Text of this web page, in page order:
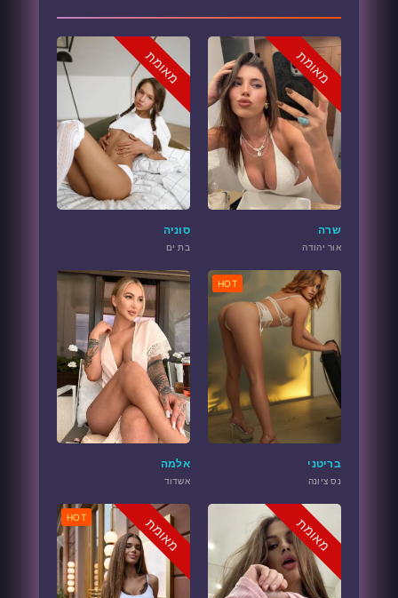
סוניה
בת ים
מאומת
שרה
אור יהודה
מאומת
אלמה
אשדוד
בריטני
נס ציונה
HOT
HOT מאומת מאומת